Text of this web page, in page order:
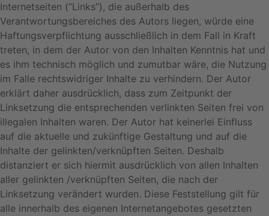
Internetseiten (“Links”), die außerhalb des
Verantwortungsbereiches des Autors liegen, würde eine
Haftungsverpflichtung ausschließlich in dem Fall in Kraft
treten, in dem der Autor von den Inhalten Kenntnis hat und
es ihm technisch möglich und zumutbar wäre, die Nutzung
im Falle rechtswidriger Inhalte zu verhindern. Der Autor
erklärt daher ausdrücklich, dass zum Zeitpunkt der
Linksetzung die entsprechenden verlinkten Seiten frei von
illegalen Inhalten waren. Der Autor hat keinerlei Einfluss
auf die aktuelle und zukünftige Gestaltung und auf die
Inhalte der gelinkten/verknüpften Seiten. Deshalb
distanziert er sich hiermit ausdrücklich von allen Inhalten
aller gelinkten /verknüpften Seiten, die nach der
Linksetzung verändert wurden. Diese Feststellung gilt für
alle innerhalb des eigenen Internetangebotes gesetzten